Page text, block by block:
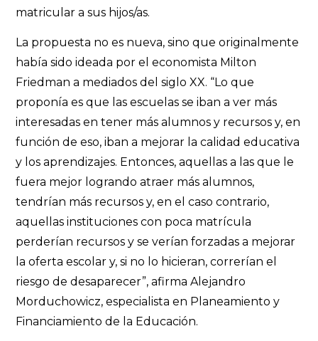
matricular a sus hijos/as.
La propuesta no es nueva, sino que originalmente
había sido ideada por el economista Milton
Friedman a mediados del siglo XX. “Lo que
proponía es que las escuelas se iban a ver más
interesadas en tener más alumnos y recursos y, en
función de eso, iban a mejorar la calidad educativa
y los aprendizajes. Entonces, aquellas a las que le
fuera mejor logrando atraer más alumnos,
tendrían más recursos y, en el caso contrario,
aquellas instituciones con poca matrícula
perderían recursos y se verían forzadas a mejorar
la oferta escolar y, si no lo hicieran, correrían el
riesgo de desaparecer”, afirma Alejandro
Morduchowicz, especialista en Planeamiento y
Financiamiento de la Educación.